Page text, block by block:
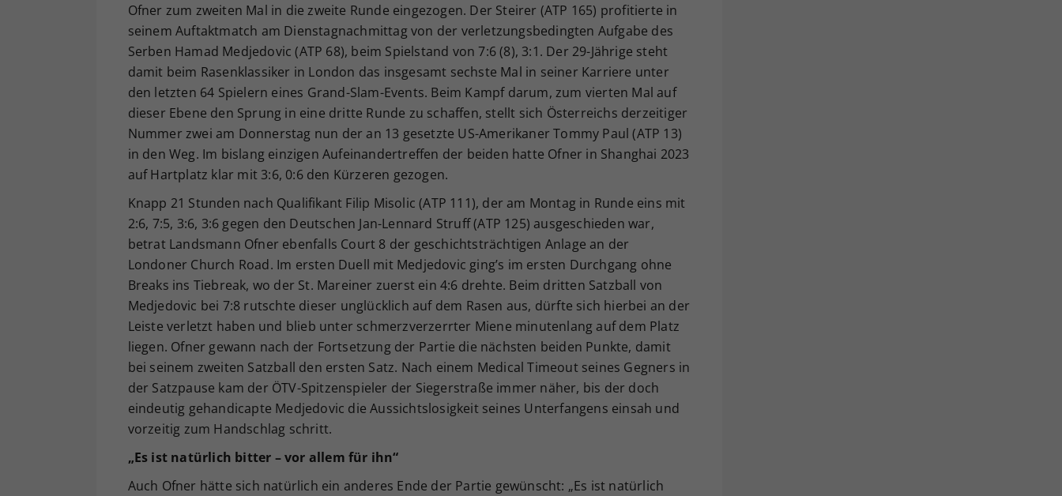
Ofner zum zweiten Mal in die zweite Runde eingezogen. Der Steirer (ATP 165) profitierte in
seinem Auftaktmatch am Dienstagnachmittag von der verletzungsbedingten Aufgabe des
Serben Hamad Medjedovic (ATP 68), beim Spielstand von 7:6 (8), 3:1. Der 29-Jährige steht
damit beim Rasenklassiker in London das insgesamt sechste Mal in seiner Karriere unter
den letzten 64 Spielern eines Grand-Slam-Events. Beim Kampf darum, zum vierten Mal auf
dieser Ebene den Sprung in eine dritte Runde zu schaffen, stellt sich Österreichs derzeitiger
Nummer zwei am Donnerstag nun der an 13 gesetzte US-Amerikaner Tommy Paul (ATP 13)
in den Weg. Im bislang einzigen Aufeinandertreffen der beiden hatte Ofner in Shanghai 2023
auf Hartplatz klar mit 3:6, 0:6 den Kürzeren gezogen.
Knapp 21 Stunden nach Qualifikant Filip Misolic (ATP 111), der am Montag in Runde eins mit
2:6, 7:5, 3:6, 3:6 gegen den Deutschen Jan-Lennard Struff (ATP 125) ausgeschieden war,
betrat Landsmann Ofner ebenfalls Court 8 der geschichtsträchtigen Anlage an der
Londoner Church Road. Im ersten Duell mit Medjedovic ging’s im ersten Durchgang ohne
Breaks ins Tiebreak, wo der St. Mareiner zuerst ein 4:6 drehte. Beim dritten Satzball von
Medjedovic bei 7:8 rutschte dieser unglücklich auf dem Rasen aus, dürfte sich hierbei an der
Leiste verletzt haben und blieb unter schmerzverzerrter Miene minutenlang auf dem Platz
liegen. Ofner gewann nach der Fortsetzung der Partie die nächsten beiden Punkte, damit
bei seinem zweiten Satzball den ersten Satz. Nach einem Medical Timeout seines Gegners in
der Satzpause kam der ÖTV-Spitzenspieler der Siegerstraße immer näher, bis der doch
eindeutig gehandicapte Medjedovic die Aussichtslosigkeit seines Unterfangens einsah und
vorzeitig zum Handschlag schritt.
„Es ist natürlich bitter – vor allem für ihn“
Auch Ofner hätte sich natürlich ein anderes Ende der Partie gewünscht: „Es ist natürlich